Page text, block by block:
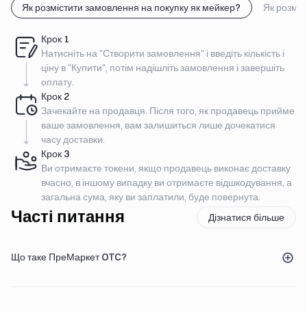
Як розмістити замовлення на покупку як мейкер? Як
Крок 1
Натисніть на "Створити замовлення" і введіть кількість і
ціну в "Купити", потім надішліть замовлення і завершіть
оплату.
Крок 2
Зачекайте на продавця. Після того, як продавець прийме
ваше замовлення, вам залишиться лише дочекатися
часу доставки.
Крок 3
Ви отримаєте токени, якщо продавець виконає доставку
вчасно, в іншому випадку ви отримаєте відшкодування, а
загальна сума, яку ви заплатили, буде повернута.
Часті питання Дізнатися більше
Що таке ПреМаркет OTC?